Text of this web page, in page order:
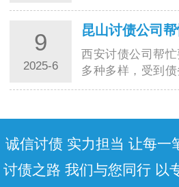
平：经济发达地
等，由于生活成
安讨债公司运营
才需求大，…
9
2025-6
西安讨债公司帮
多种多样，受到债
多因素的影响，
回金额的百分比收
简单案…
诚信讨债 实力担当 让每一
讨债之路 我们与您同行 以